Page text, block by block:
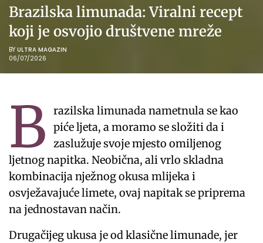
Brazilska limunada: Viralni recept
koji je osvojio društvene mreže
BY ULTRA MAGAZIN
06/07/2026
B
razilska limunada nametnula se kao
piće ljeta, a moramo se složiti da i
zaslužuje svoje mjesto omiljenog
ljetnog napitka. Neobična, ali vrlo skladna
kombinacija nježnog okusa mlijeka i
osvježavajuće limete, ovaj napitak se priprema
na jednostavan način.
Drugačijeg ukusa je od klasične limunade, jer